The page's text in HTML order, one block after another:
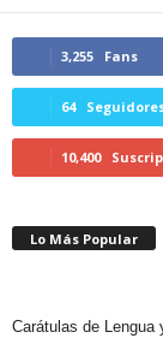
3,255 Fans
64
10,400
Lo Más Popular
Carátulas de Lengua